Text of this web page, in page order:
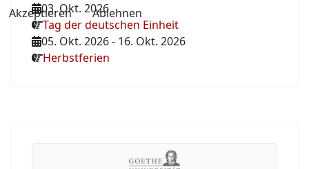
03. Okt. 2026
Tag der deutschen Einheit
05. Okt. 2026- 16. Okt. 2026
Herbstferien
Akzeptieren
Ablehnen